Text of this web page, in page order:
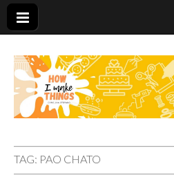
Carolina
TAG: PAO CHATO